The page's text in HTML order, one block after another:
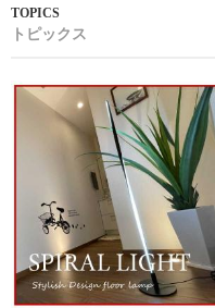
トピックス